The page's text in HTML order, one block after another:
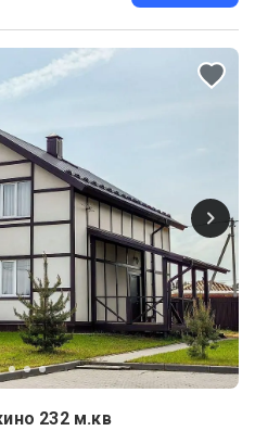
232 м.кв